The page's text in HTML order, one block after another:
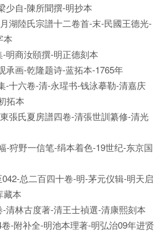
少自-陳所聞撰-明抄本
湖陸氏宗譜十二卷首-末-民國王德光-
本
明商汝頤撰-明正德刻本
承画-乾隆题诗-蓝拓本-1765年
-十六卷-清-永瑆书-钱泳摹勒-清嘉庆
拓本
張氏夏房譜四卷-清張世訓纂修-清光
-狩野一信笔-绢本着色-19世纪-东京国
总二百四十卷-明-茅元仪辑-明天启
藏本
清林古度著-清王士禎選-清康熙刻本
-附补全-明池本理著-明弘治09年进贤